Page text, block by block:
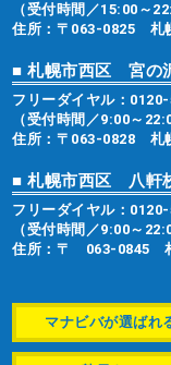
（受付時間／15:00～
住所：〒063-0825 札
■ 札幌市西区 宮の
フリーダイヤル：
（受付時間／9:00～
住所：〒063-0828 札
■ 札幌市西区 八軒
フリーダイヤル：
（受付時間／9:00～
住所：〒 063-0845
マナビバが選ばれ